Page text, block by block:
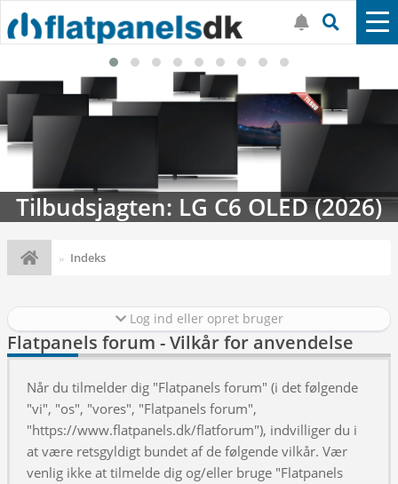
Tilbudsjagten: LG C6 OLED (2026)
Indeks
Log ind eller opret bruger
Flatpanels forum - Vilkår for anvendelse
Når du tilmelder dig "Flatpanels forum" (i det følgende
"vi", "os", "vores", "Flatpanels forum",
"https://www.flatpanels.dk/flatforum"), indvilliger du i
at være retsgyldigt bundet af de følgende vilkår. Vær
venlig ikke at tilmelde dig og/eller bruge "Flatpanels